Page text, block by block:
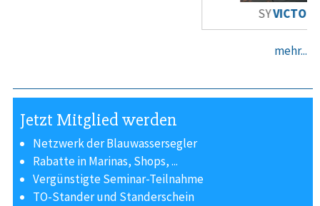
SYVICTORIA
mehr...
Jetzt Mitglied werden
Netzwerk der Blauwassersegler
Rabatte in Marinas, Shops, ...
Vergünstigte Seminar-Teilnahme
TO-Stander und Standerschein